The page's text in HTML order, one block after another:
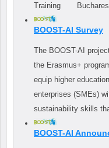
Training Bucharest,
BOOST-AI Survey
The BOOST-AI
the Erasmus+
equip higher
enterprises (SMEs)
sustainability skills
BOOST-AI